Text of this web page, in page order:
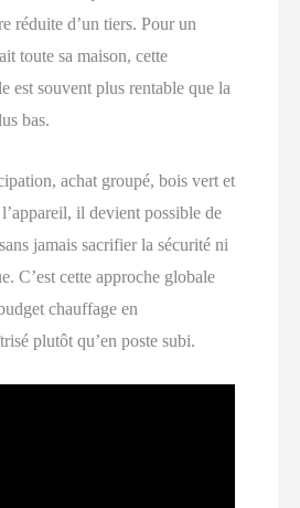
réduite d’un tiers. Pour un
toute sa maison, cette
est souvent plus rentable que la
bas.
achat groupé, bois vert et
il devient possible de
jamais sacrifier la sécurité ni
C’est cette approche globale
chauffage en
plutôt qu’en poste subi.